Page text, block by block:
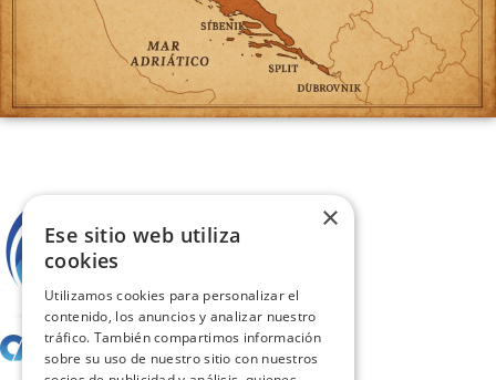
×
Ese sitio web utiliza
cookies
Utilizamos cookies para personalizar el
contenido, los anuncios y analizar nuestro
tráfico. También compartimos información
sobre su uso de nuestro sitio con nuestros